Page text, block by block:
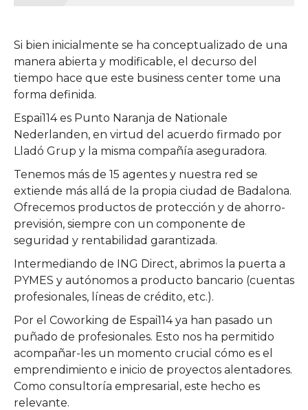
Si bien inicialmente se ha conceptualizado de una
manera abierta y modificable, el decurso del
tiempo hace que este business center tome una
forma definida.
Espai114 es Punto Naranja de Nationale
Nederlanden, en virtud del acuerdo firmado por
Lladó Grup y la misma compañía aseguradora.
Tenemos más de 15 agentes y nuestra red se
extiende más allá de la propia ciudad de Badalona.
Ofrecemos productos de protección y de ahorro-
previsión, siempre con un componente de
seguridad y rentabilidad garantizada.
Intermediando de ING Direct, abrimos la puerta a
PYMES y autónomos a producto bancario (cuentas
profesionales, líneas de crédito, etc.).
Por el Coworking de Espai114 ya han pasado un
puñado de profesionales. Esto nos ha permitido
acompañar-les un momento crucial cómo es el
emprendimiento e inicio de proyectos alentadores.
Como consultoría empresarial, este hecho es
relevante.